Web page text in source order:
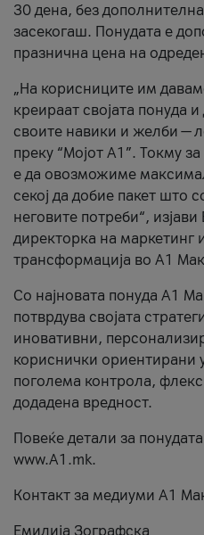
30 дена, без
засекогаш. Понудата е
празнична цена на
„На корисниците им
креираат својата понуда
своите навики и желби —
преку “Мојот А1”. Токму
е да овозможиме
секој да добие пакет што
неговите потреби“,
директорка на маркетинг
трансформација во А1
Со најновата понуда А1
потврдува својата
иновативни,
кориснички ориентирани
поголема контрола,
додадена вредност.
Повеќе детали за
www.А1.mk.
Контакт за медиуми А1
Емилија Зографска